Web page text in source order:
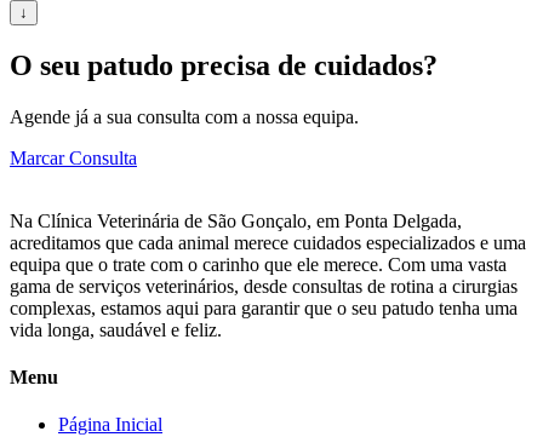
↓
O seu patudo precisa de cuidados?
Agende já a sua consulta com a nossa equipa.
Marcar Consulta
Na Clínica Veterinária de São Gonçalo, em Ponta Delgada,
acreditamos que cada animal merece cuidados especializados e uma
equipa que o trate com o carinho que ele merece. Com uma vasta
gama de serviços veterinários, desde consultas de rotina a cirurgias
complexas, estamos aqui para garantir que o seu patudo tenha uma
vida longa, saudável e feliz.
Menu
Página Inicial